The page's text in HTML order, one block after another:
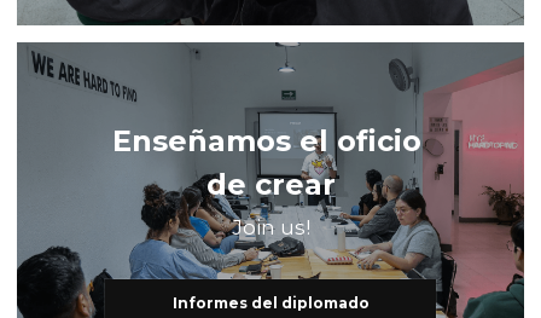
Enseñamos el oficio
de crear
Join us!
Informes del diplomado